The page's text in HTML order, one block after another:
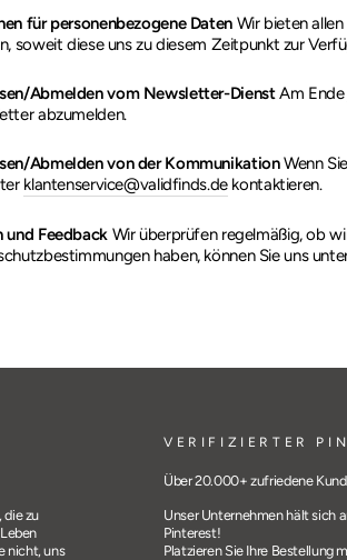
für personenbezogene DatenWir bieten allen
soweit diese uns zu diesem Zeitpunkt zur
Abmelden vom Newsletter-DienstAm Ende
abzumelden.
Abmelden von der KommunikationWenn
klantenservice@validfinds.dekontaktieren.
und FeedbackWir überprüfen regelmäßig, ob
haben, können Sie uns
die zu
nicht, uns
VERIFIZIERTER
Über 20.000+ zufriedene
Unser Unternehmen hält sich
Pinterest!
Platzieren Sie Ihre Bestellung